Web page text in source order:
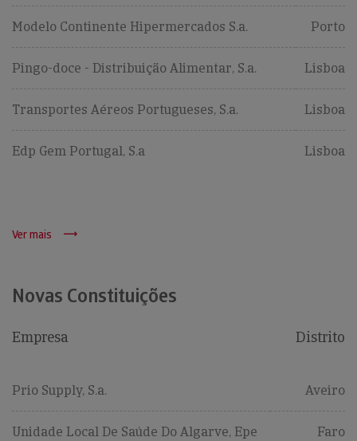
Modelo Continente Hipermercados S.a. Porto
Pingo-doce - Distribuição Alimentar, S.a. Lisboa
Transportes Aéreos Portugueses, S.a. Lisboa
Edp Gem Portugal, S.a Lisboa
Ver mais
Novas Constituições
Empresa Distrito
Prio Supply, S.a. Aveiro
Unidade Local De Saúde Do Algarve, Epe Faro